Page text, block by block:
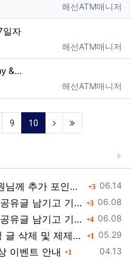
등록자
해선ATM매니저
일자
등록자
해선ATM매니저
&…
등록자
해선ATM매니저
9 10 (current)
등록일
06.14
가 포인트 쏩니다!! 3댓글
등록일
06.08
기고 기프티콘 받자! 3댓글
등록일
06.08
기고 기프티콘 받자! 4댓글
등록일
05.29
및 제제대상입니다. 1댓글
등록일
04.13
이벤트 안내 1